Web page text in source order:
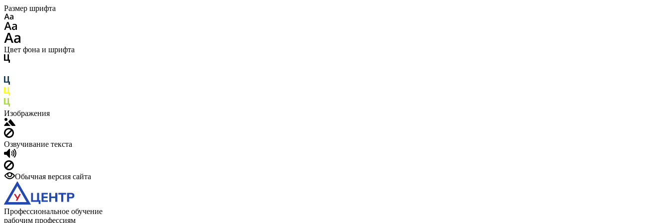
Размер шрифта
Цвет фона и шрифта
Изображения
Озвучивание текста
Обычная версия сайта
Профессиональное обучение
рабочим профессиям